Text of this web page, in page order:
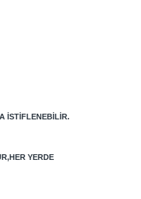
ISTIFLENEBILIR.
YERDE